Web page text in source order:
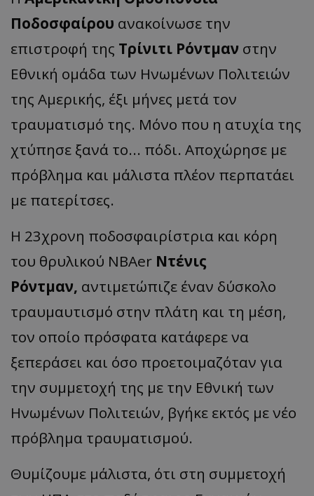
Ποδοσφαίρου ανακοίνωσε την
επιστροφή της Τρίνιτι Ρόντμαν στην
Εθνική ομάδα των Ηνωμένων Πολιτειών
της Αμερικής, έξι μήνες μετά τον
τραυματισμό της. Μόνο που η ατυχία της
χτύπησε ξανά το... πόδι. Αποχώρησε με
πρόβλημα και μάλιστα πλέον περπατάει
με πατερίτσες.
Η 23χρονη ποδοσφαιρίστρια και κόρη
του θρυλικού NBAer Ντένις
Ρόντμαν, αντιμετώπιζε έναν δύσκολο
τραυμαυτισμό στην πλάτη και τη μέση,
τον οποίο πρόσφατα κατάφερε να
ξεπεράσει και όσο προετοιμαζόταν για
την συμμετοχή της με την Εθνική των
Ηνωμένων Πολιτειών, βγήκε εκτός με νέο
πρόβλημα τραυματισμού.
Θυμίζουμε μάλιστα, ότι στη συμμετοχή